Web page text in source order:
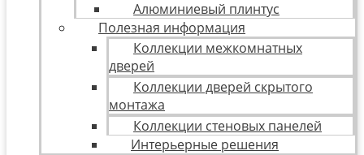
Алюминиевый плинтус
Полезная информация
Коллекции межкомнатных
дверей
Коллекции дверей скрытого
монтажа
Коллекции стеновых панелей
Интерьерные решения